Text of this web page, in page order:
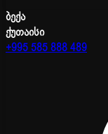
ბექა
ქუთაისი
+995 585 888 489